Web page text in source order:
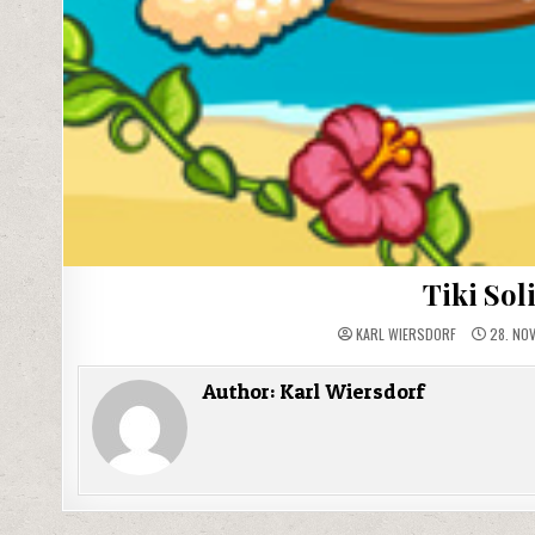
Tiki
KARL WIERSDORF 28.
Author: Karl Wiersdorf